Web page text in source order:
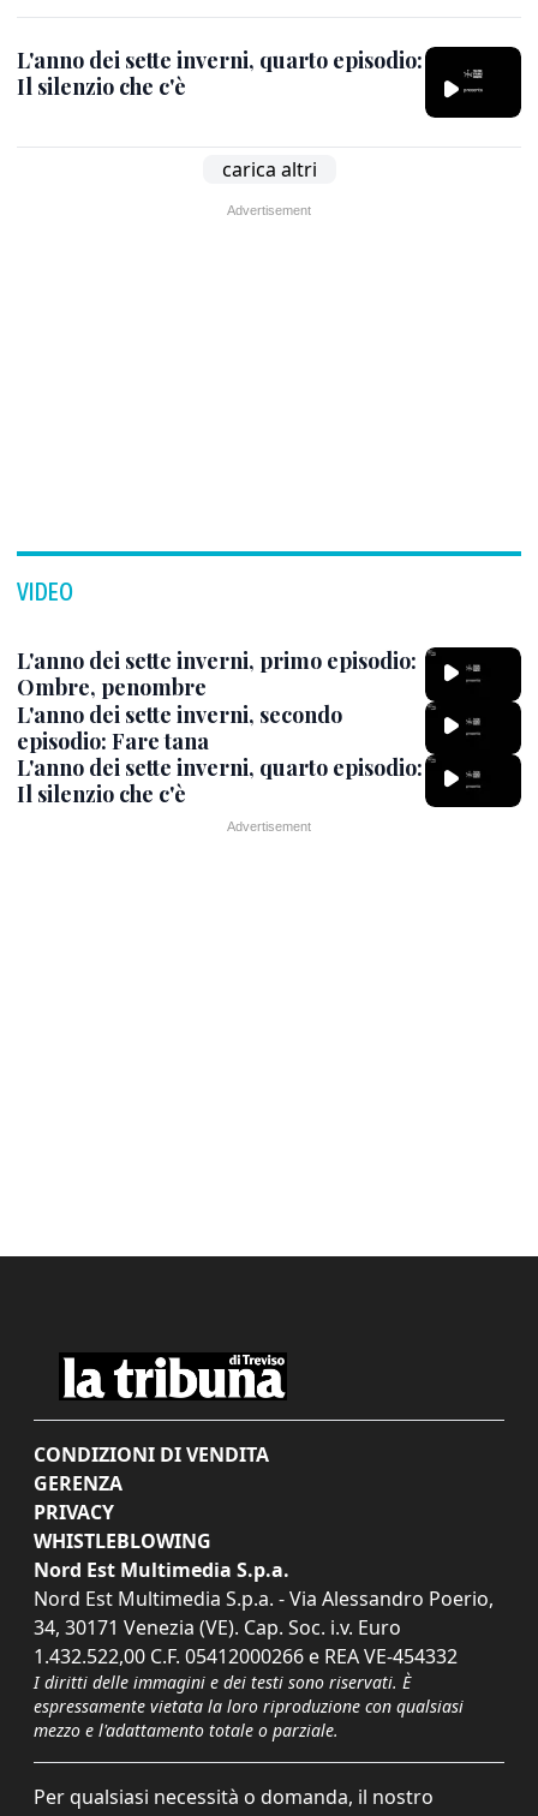
L'anno dei sette inverni, quarto episodio:
Il silenzio che c'è
carica altri
VIDEO
L'anno dei sette inverni, primo episodio:
Ombre, penombre
L'anno dei sette inverni, secondo
episodio: Fare tana
L'anno dei sette inverni, quarto episodio:
Il silenzio che c'è
CONDIZIONI DI VENDITA
GERENZA
PRIVACY
WHISTLEBLOWING
Nord Est Multimedia S.p.a.
Nord Est Multimedia S.p.a. - Via Alessandro Poerio,
34, 30171 Venezia (VE). Cap. Soc. i.v. Euro
1.432.522,00 C.F. 05412000266 e REA VE-454332
I diritti delle immagini e dei testi sono riservati. È
espressamente vietata la loro riproduzione con qualsiasi
mezzo e l'adattamento totale o parziale.
Per qualsiasi necessità o domanda, il nostro